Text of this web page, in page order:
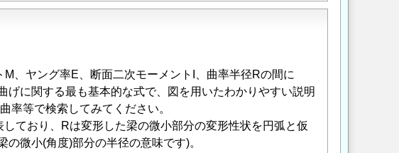
、ヤング率E、断面二次モーメントI、曲率半径Rの間に
に関する最も基本的な式で、図を用いたわかりやすい説明
率等で検索してみてください。
ており、Rは変形した梁の微小部分の変形性状を円弧と仮
微小(角度)部分の半径の意味です)。